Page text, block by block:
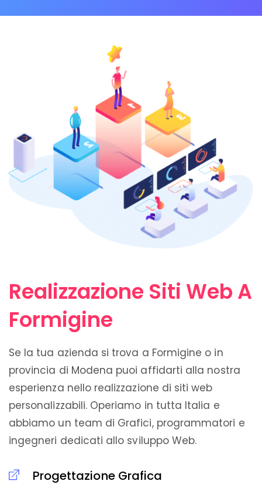
Realizzazione Siti Web A
Formigine
Se la tua azienda si trova a Formigine o in
provincia di Modena puoi affidarti alla nostra
esperienza nello realizzazione di siti web
personalizzabili. Operiamo in tutta Italia e
abbiamo un team di Grafici, programmatori e
ingegneri dedicati allo sviluppo Web.
Progettazione Grafica